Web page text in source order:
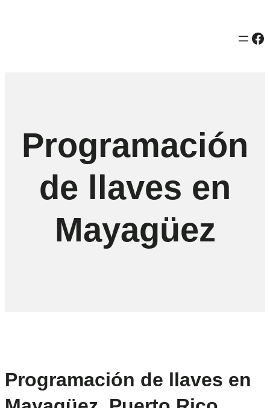
Programación
de llaves en
Mayagüez
Programación de llaves en